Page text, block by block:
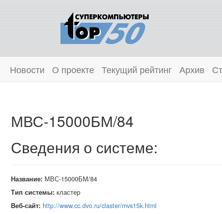
Новости О проекте Текущий рейтинг Архив
МВС-15000БМ/84
Сведения о системе:
Название: МВС-15000БМ/84
Тип системы: кластер
Веб-сайт: http://www.cc.dvo.ru/claster/mvs15k.html